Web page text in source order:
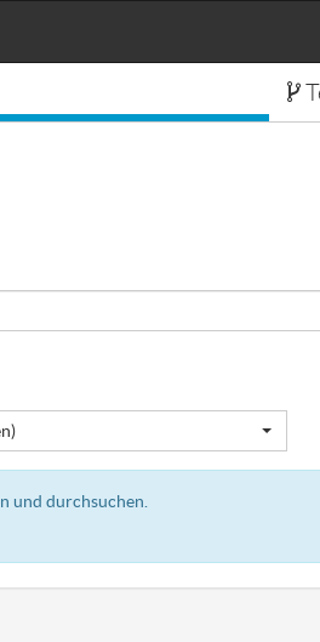
und durchsuchen.